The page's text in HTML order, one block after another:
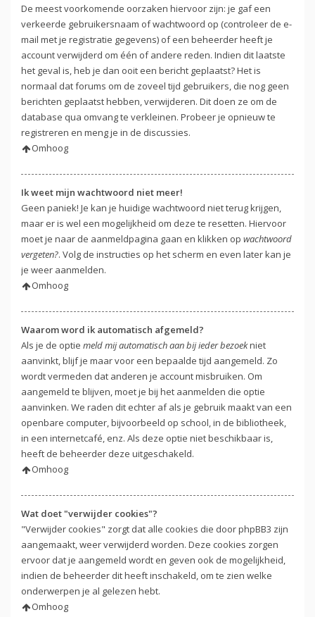
De meest voorkomende oorzaken hiervoor zijn: je gaf een
verkeerde gebruikersnaam of wachtwoord op (controleer de e-
mail met je registratie gegevens) of een beheerder heeft je
account verwijderd om één of andere reden. Indien dit laatste
het geval is, heb je dan ooit een bericht geplaatst? Het is
normaal dat forums om de zoveel tijd gebruikers, die nog geen
berichten geplaatst hebben, verwijderen. Dit doen ze om de
database qua omvang te verkleinen. Probeer je opnieuw te
registreren en meng je in de discussies.
Omhoog
Ik weet mijn wachtwoord niet meer!
Geen paniek! Je kan je huidige wachtwoord niet terug krijgen,
maar er is wel een mogelijkheid om deze te resetten. Hiervoor
moet je naar de aanmeldpagina gaan en klikken op wachtwoord
vergeten?. Volg de instructies op het scherm en even later kan je
je weer aanmelden.
Omhoog
Waarom word ik automatisch afgemeld?
Als je de optie meld mij automatisch aan bij ieder bezoekniet
aanvinkt, blijf je maar voor een bepaalde tijd aangemeld. Zo
wordt vermeden dat anderen je account misbruiken. Om
aangemeld te blijven, moet je bij het aanmelden die optie
aanvinken. We raden dit echter af als je gebruik maakt van een
openbare computer, bijvoorbeeld op school, in de bibliotheek,
in een internetcafé, enz. Als deze optie niet beschikbaar is,
heeft de beheerder deze uitgeschakeld.
Omhoog
Wat doet "verwijder cookies"?
"Verwijder cookies" zorgt dat alle cookies die door phpBB3 zijn
aangemaakt, weer verwijderd worden. Deze cookies zorgen
ervoor dat je aangemeld wordt en geven ook de mogelijkheid,
indien de beheerder dit heeft inschakeld, om te zien welke
onderwerpen je al gelezen hebt.
Omhoog